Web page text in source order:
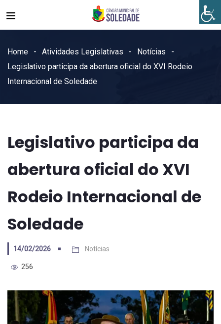
Home Atividades Legislativas
Notícias
Legislativo participa da abertura oficial do XVI Rodeio
Internacional de Soledade
Legislativo participa da
abertura oficial do XVI
Rodeio Internacional de
Soledade
14/02/2026 Notícias
256